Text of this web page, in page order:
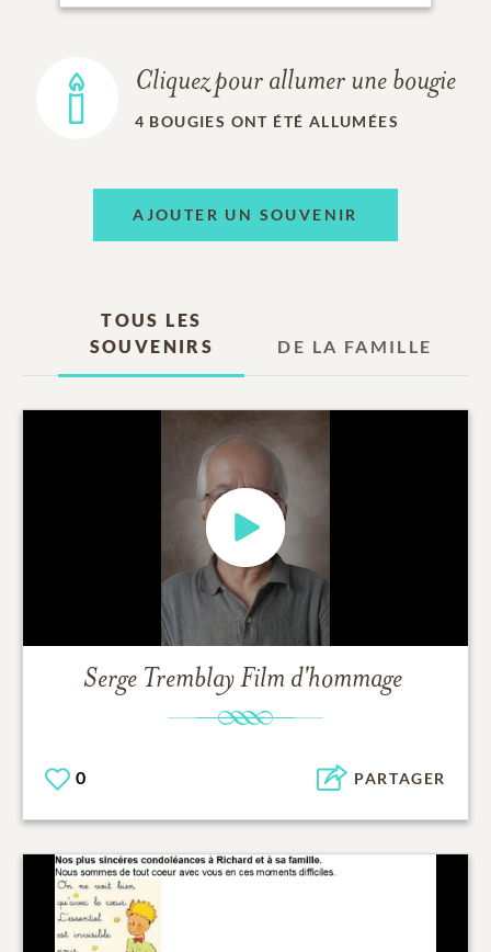
Cliquez pour allumer une bougie
4 BOUGIES ONT ÉTÉ ALLUMÉES
AJOUTER UN SOUVENIR
TOUS LES
SOUVENIRS
DE LA FAMILLE
Serge TremblayFilm d'hommage
0 PARTAGER